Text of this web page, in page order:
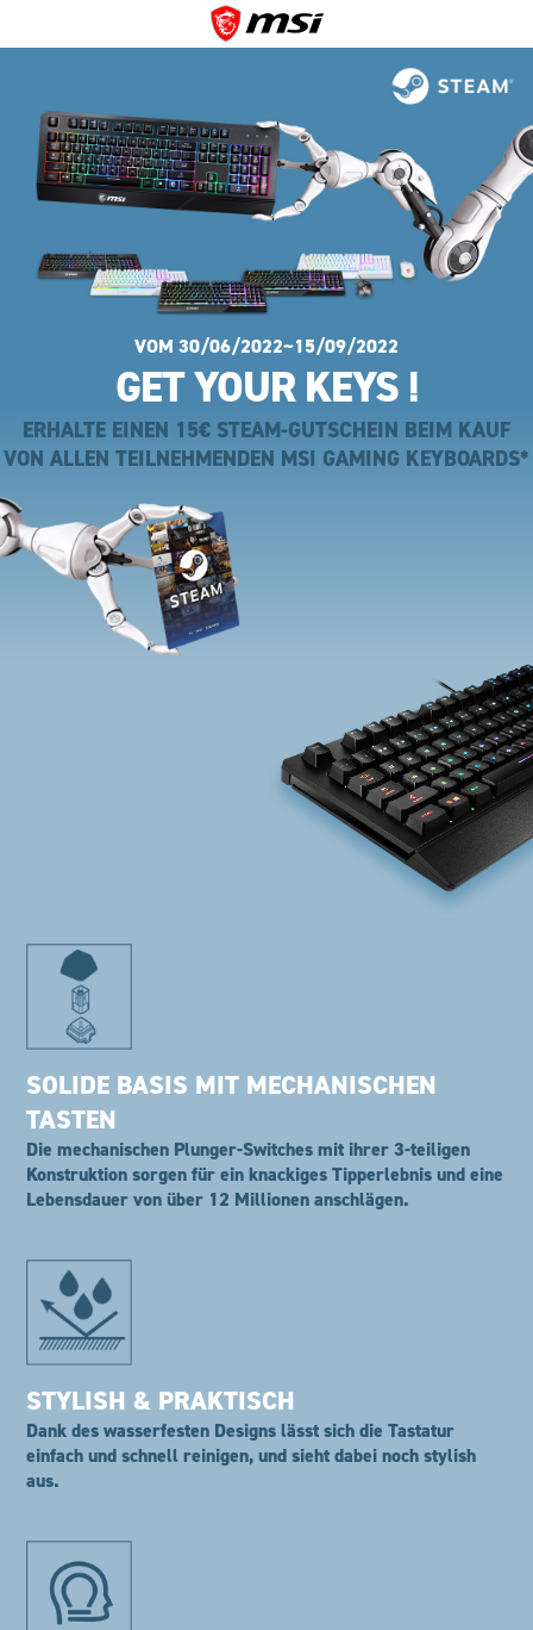
VOM 30/06/2022~15/09/2022
GET YOUR KEYS !
ERHALTE EINEN 15€ STEAM-GUTSCHEIN BEIM KAUF
VON ALLEN TEILNEHMENDEN MSI GAMING KEYBOARDS*
SOLIDE BASIS MIT MECHANISCHEN
TASTEN
Die mechanischen Plunger-Switches mit ihrer 3-teiligen
Konstruktion sorgen für ein knackiges Tipperlebnis und eine
Lebensdauer von über 12 Millionen anschlägen.
STYLISH & PRAKTISCH
Dank des wasserfesten Designs lässt sich die Tastatur
einfach und schnell reinigen, und sieht dabei noch stylish
aus.